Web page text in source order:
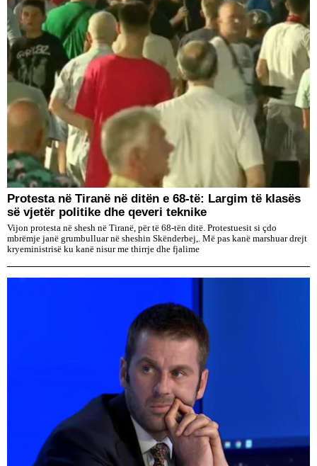
Protesta në Tiranë në ditën e 68-të: Largim të klasës
së vjetër politike dhe qeveri teknike
Vijon protesta në shesh në Tiranë, për të 68-tën ditë. Protestuesit si çdo
mbrëmje janë grumbulluar në sheshin Skënderbej,. Më pas kanë marshuar drejt
kryeministrisë ku kanë nisur me thirrje dhe fjalime